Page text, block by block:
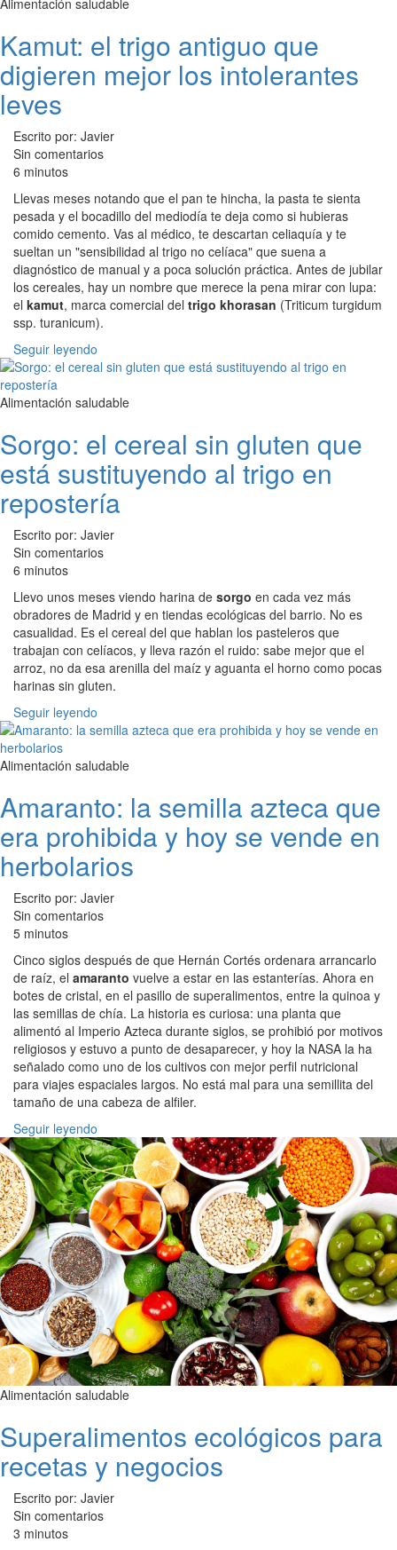
Alimentación saludable
Kamut: el trigo antiguo que
digieren mejor los intolerantes
leves
Escrito por: Javier
Sin comentarios
6 minutos
Llevas meses notando que el pan te hincha, la pasta te sienta
pesada y el bocadillo del mediodía te deja como si hubieras
comido cemento. Vas al médico, te descartan celiaquía y te
sueltan un "sensibilidad al trigo no celíaca" que suena a
diagnóstico de manual y a poca solución práctica. Antes de jubilar
los cereales, hay un nombre que merece la pena mirar con lupa:
el kamut, marca comercial del trigo khorasan (Triticum turgidum
ssp. turanicum).
Seguir leyendo
Alimentación saludable
Sorgo: el cereal sin gluten que
está sustituyendo al trigo en
repostería
Escrito por: Javier
Sin comentarios
6 minutos
Llevo unos meses viendo harina de sorgo en cada vez más
obradores de Madrid y en tiendas ecológicas del barrio. No es
casualidad. Es el cereal del que hablan los pasteleros que
trabajan con celíacos, y lleva razón el ruido: sabe mejor que el
arroz, no da esa arenilla del maíz y aguanta el horno como pocas
harinas sin gluten.
Seguir leyendo
Alimentación saludable
Amaranto: la semilla azteca que
era prohibida y hoy se vende en
herbolarios
Escrito por: Javier
Sin comentarios
5 minutos
Cinco siglos después de que Hernán Cortés ordenara arrancarlo
de raíz, el amaranto vuelve a estar en las estanterías. Ahora en
botes de cristal, en el pasillo de superalimentos, entre la quinoa y
las semillas de chía. La historia es curiosa: una planta que
alimentó al Imperio Azteca durante siglos, se prohibió por motivos
religiosos y estuvo a punto de desaparecer, y hoy la NASA la ha
señalado como uno de los cultivos con mejor perfil nutricional
para viajes espaciales largos. No está mal para una semillita del
tamaño de una cabeza de alfiler.
Seguir leyendo
Alimentación saludable
Superalimentos ecológicos para
recetas y negocios
Escrito por: Javier
Sin comentarios
3 minutos